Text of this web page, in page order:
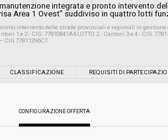
integrata e pronto intervento
Area 1 Ovest” suddiviso in quattro lotti
intervento delle strade provinciali e regionali in
1 e 2 - CIG: 77810841A6 LOTTO 2 - Cantoni 3 e 4 - CIG:
CIG 77811296C7
03/04/2019 12:14
CLASSIFICAZIONE REQUISITI DI
CONFIGURAZIONE OFFERTA